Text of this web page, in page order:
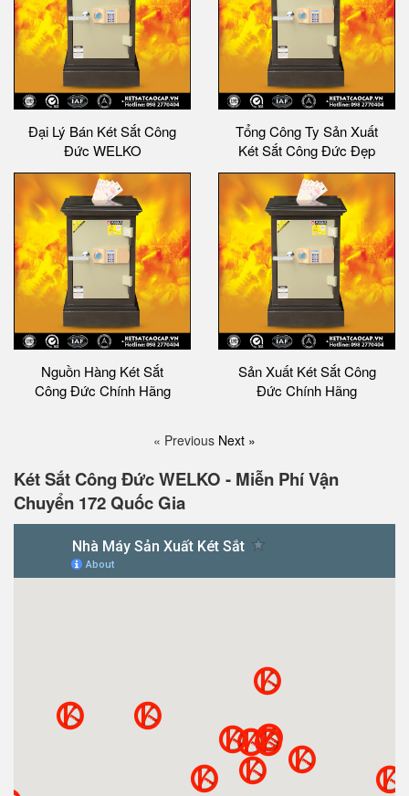
Đại Lý Bán Két Sắt Công
Đức WELKO
Tổng Công Ty Sản Xuất
Két Sắt Công Đức Đẹp
Nguồn Hàng Két Sắt
Công Đức Chính Hãng
Sản Xuất Két Sắt Công
Đức Chính Hãng
« Previous Next »
Két Sắt Công Đức WELKO - Miễn Phí Vận
Chuyển 172 Quốc Gia